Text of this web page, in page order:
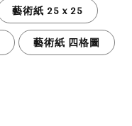
藝術紙 25 x 25
藝術紙 四格圖